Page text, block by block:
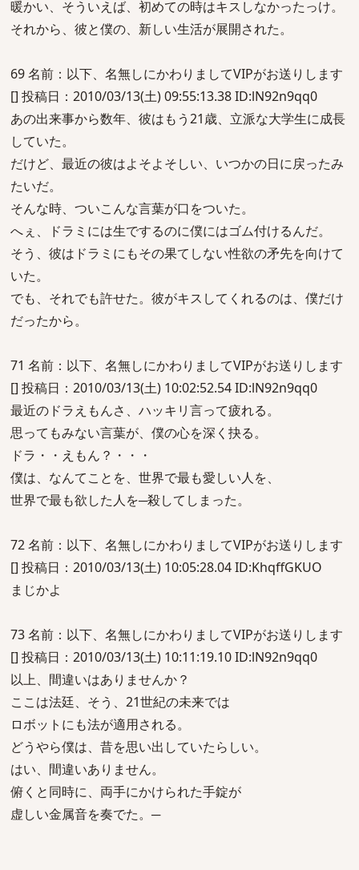
暖かい、そういえば、初めての時はキスしなかったっけ。
それから、彼と僕の、新しい生活が展開された。
69 名前：以下、名無しにかわりましてVIPがお送りします
[] 投稿日：2010/03/13(土) 09:55:13.38 ID:lN92n9qq0
あの出来事から数年、彼はもう21歳、立派な大学生に成長
していた。
だけど、最近の彼はよそよそしい、いつかの日に戻ったみ
たいだ。
そんな時、ついこんな言葉が口をついた。
へぇ、ドラミには生でするのに僕にはゴム付けるんだ。
そう、彼はドラミにもその果てしない性欲の矛先を向けて
いた。
でも、それでも許せた。彼がキスしてくれるのは、僕だけ
だったから。
71 名前：以下、名無しにかわりましてVIPがお送りします
[] 投稿日：2010/03/13(土) 10:02:52.54 ID:lN92n9qq0
最近のドラえもんさ、ハッキリ言って疲れる。
思ってもみない言葉が、僕の心を深く抉る。
ドラ・・えもん？・・・
僕は、なんてことを、世界で最も愛しい人を、
世界で最も欲した人を─殺してしまった。
72 名前：以下、名無しにかわりましてVIPがお送りします
[] 投稿日：2010/03/13(土) 10:05:28.04 ID:KhqffGKUO
まじかよ
73 名前：以下、名無しにかわりましてVIPがお送りします
[] 投稿日：2010/03/13(土) 10:11:19.10 ID:lN92n9qq0
以上、間違いはありませんか？
ここは法廷、そう、21世紀の未来では
ロボットにも法が適用される。
どうやら僕は、昔を思い出していたらしい。
はい、間違いありません。
俯くと同時に、両手にかけられた手錠が
虚しい金属音を奏でた。─